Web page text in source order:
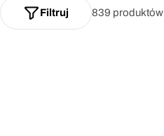
839 produktów
Filtruj